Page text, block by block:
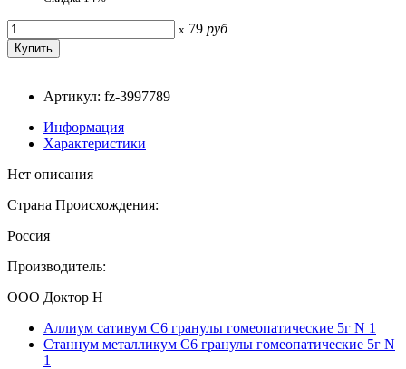
x 79 руб
Артикул: fz-3997789
Информация
Характеристики
Нет описания
Страна Происхождения:
Россия
Производитель:
ООО Доктор Н
Аллиум сативум С6 гранулы гомеопатические 5г N 1
Станнум металликум С6 гранулы гомеопатические 5г N
1